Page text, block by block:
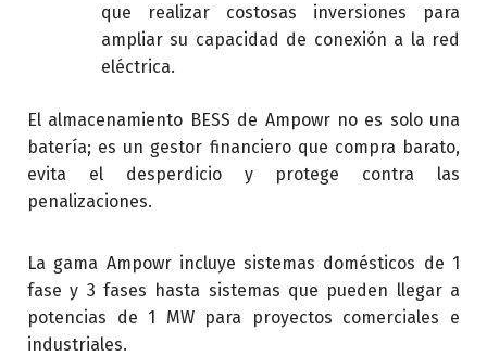
que realizar costosas inversiones para
ampliar su capacidad de conexión a la red
eléctrica.
El almacenamiento BESS de Ampowr no es solo una
batería; es un gestor financiero que compra barato,
evita el desperdicio y protege contra las
penalizaciones.
La gama Ampowr incluye sistemas domésticos de 1
fase y 3 fases hasta sistemas que pueden llegar a
potencias de 1 MW para proyectos comerciales e
industriales.